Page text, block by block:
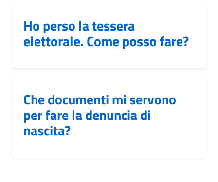
Ho perso la tessera
elettorale. Come posso fare?
Che documenti mi servono
per fare la denuncia di
nascita?